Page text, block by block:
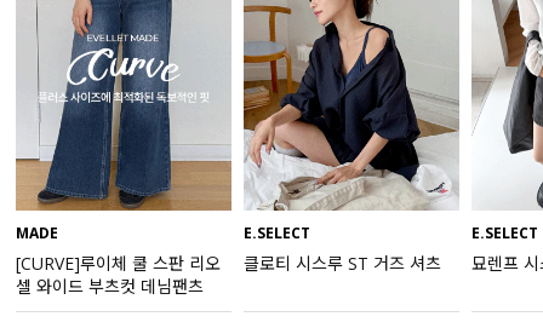
아우터
스커트
언더웨어/파자마
코디템
FIT ZOOM
MADE
[CURVE]루이체 쿨 스판 리오
셀 와이드 부츠컷 데님팬츠
E.SELECT
클로티 시스루 ST 거즈 셔츠
E.SELECT
묘렌프